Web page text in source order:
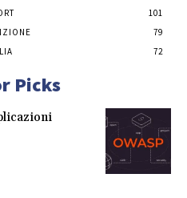
101
79
72
Picks